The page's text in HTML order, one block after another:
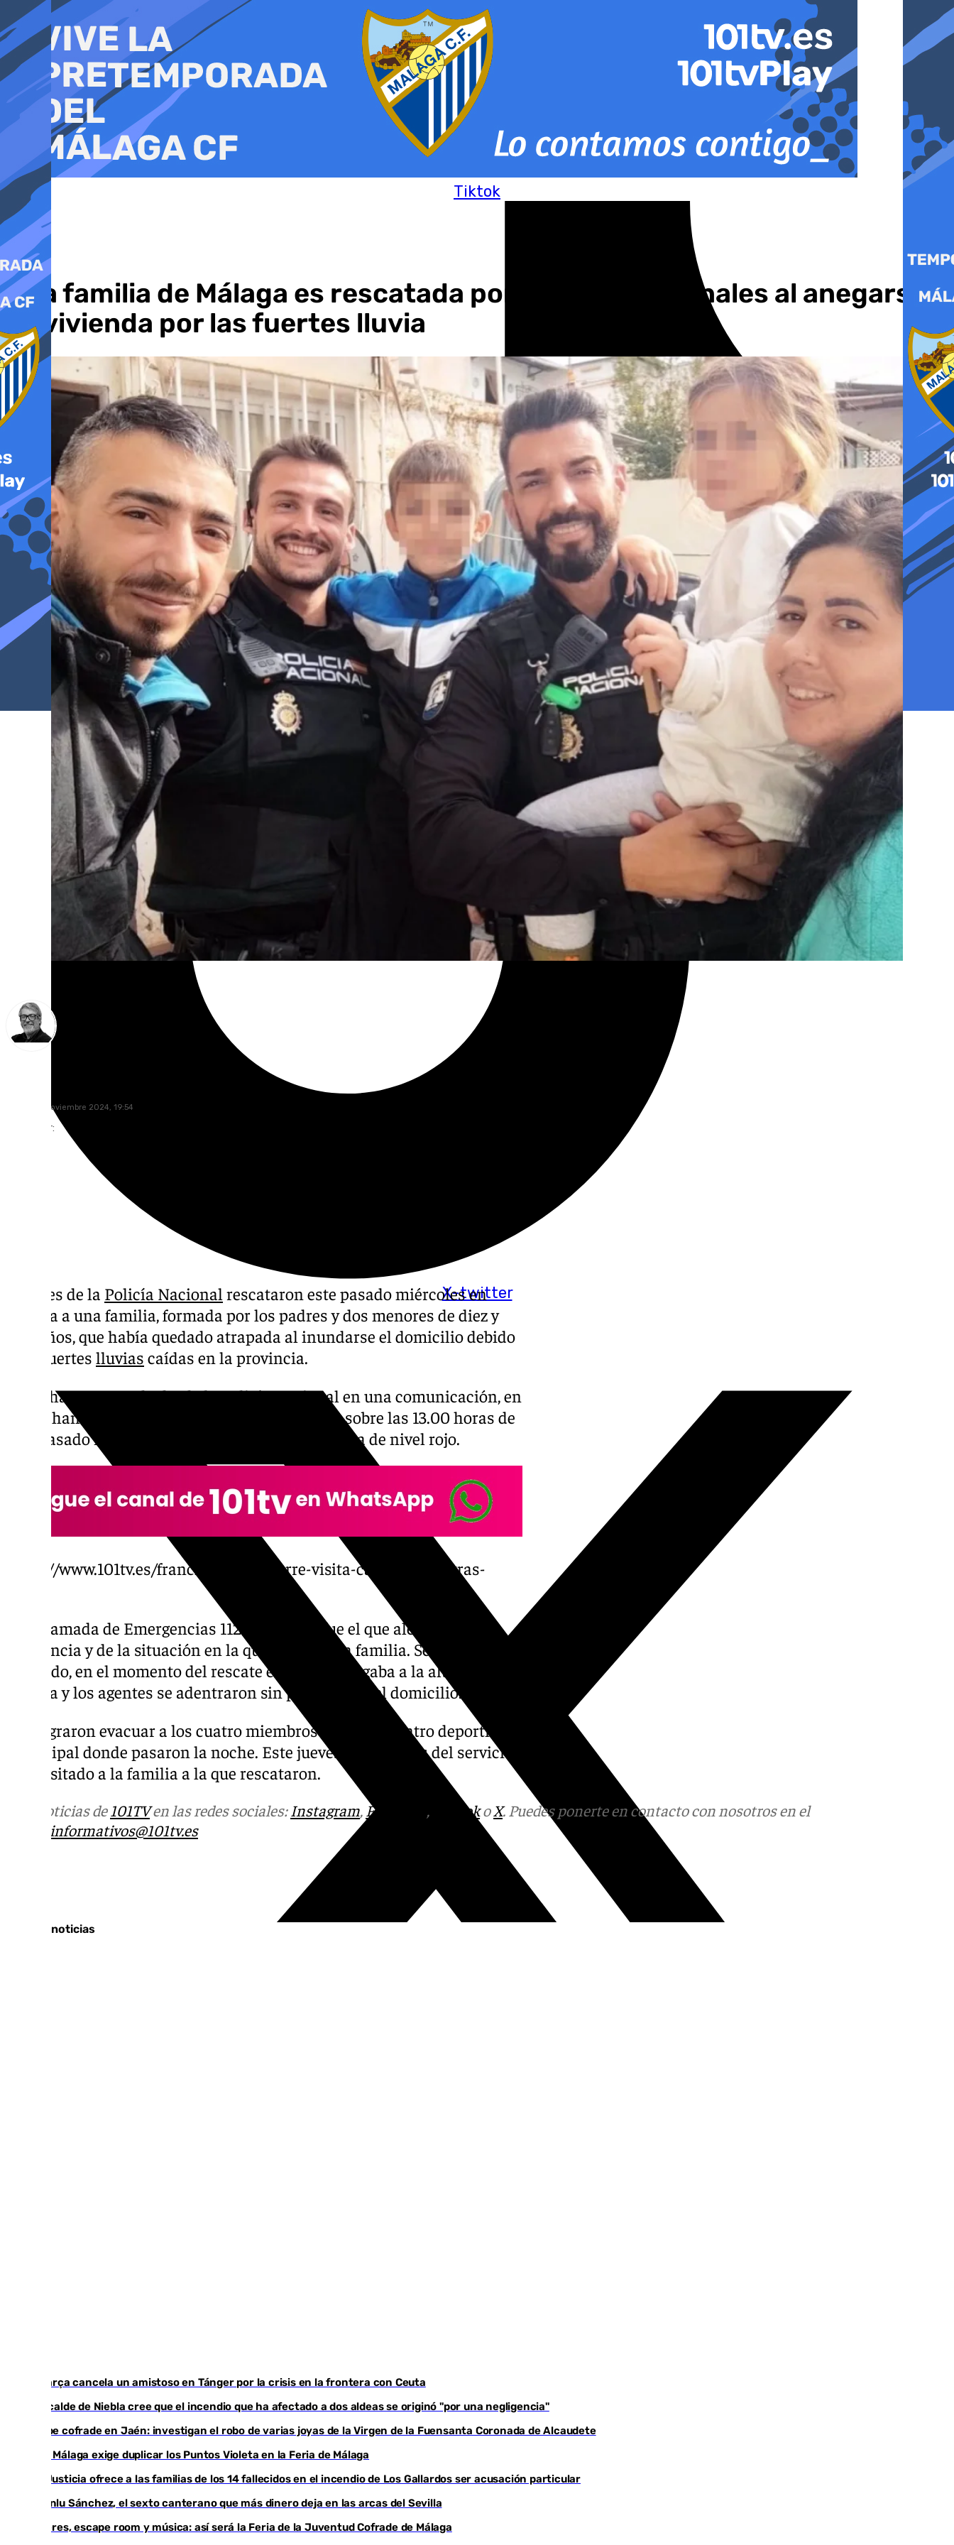
al
contenido
Tiktok
X-twitter
Una familia de Málaga es rescatada por policías nacionales al anegarse
su vivienda por las fuertes lluvia
jueves, 14 noviembre 2024, 19:54
Compartir:
Agentes de la Policía Nacional rescataron este pasado miércoles en
Málaga a una familia, formada por los padres y dos menores de diez y
seis años, que había quedado atrapada al inundarse el domicilio debido
a las fuertes lluvias caídas en la provincia.
Así lo han asegurado desde la Policía Nacional en una comunicación, en
la que han señalado que los hechos sucedieron sobre las 13.00 horas de
este pasado miércoles, cuando Málaga tenía alerta de nivel rojo.
https://www.101tv.es/francisco-de-la-torre-visita-campanillas-tras-
Una llamada de Emergencias 112 Andalucía fue el que alertó de la
incidencia y de la situación en la que estaba esta familia. Según han
indicado, en el momento del rescate el agua les llegaba a la altura de la
cintura y los agentes se adentraron sin pensarlo en el domicilio.
Así, lograron evacuar a los cuatro miembros hasta un centro deportivo
municipal donde pasaron la noche. Este jueves, los agentes del servicio
han visitado a la familia a la que rescataron.
Más noticias de 101TVen las redes sociales: Instagram, Facebook , Tik TokoX. Puedes ponerte en contacto con nosotros en el
informativos@101tv.es
Últimas noticias
El Barça cancela un amistoso en Tánger por la crisis en la frontera con Ceuta
El acalde de Niebla cree que el incendio que ha afectado a dos aldeas se originó "por una negligencia"
Golpe cofrade en Jaén: investigan el robo de varias joyas de la Virgen de la Fuensanta Coronada de Alcaudete
Con Málaga exige duplicar los Puntos Violeta en la Feria de Málaga
La Justicia ofrece a las familias de los 14 fallecidos en el incendio de Los Gallardos ser acusación particular
Juanlu Sánchez, el sexto canterano que más dinero deja en las arcas del Sevilla
Talleres, escape room y música: así será la Feria de la Juventud Cofrade de Málaga